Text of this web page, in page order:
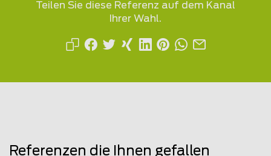
Teilen Sie diese Referenz auf dem Kanal
Ihrer Wahl.
Referenzen die Ihnen gefallen